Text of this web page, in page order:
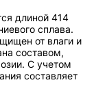
длиной 414
сплава.
от влаги и
составом,
С учетом
составляет